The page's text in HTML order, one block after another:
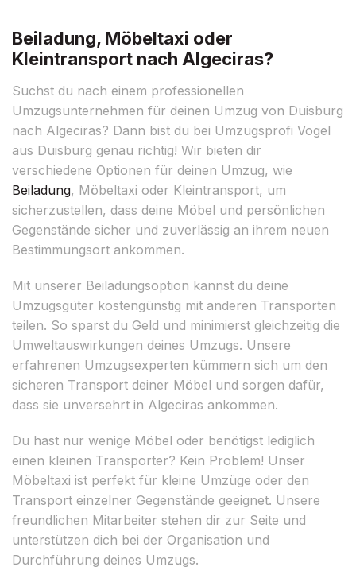
Beiladung, Möbeltaxi oder
Kleintransport nach Algeciras?
Suchst du nach einem professionellen
Umzugsunternehmen für deinen Umzug von Duisburg
nach Algeciras? Dann bist du bei Umzugsprofi Vogel
aus Duisburg genau richtig! Wir bieten dir
verschiedene Optionen für deinen Umzug, wie
Beiladung, Möbeltaxi oder Kleintransport, um
sicherzustellen, dass deine Möbel und persönlichen
Gegenstände sicher und zuverlässig an ihrem neuen
Bestimmungsort ankommen.
Mit unserer Beiladungsoption kannst du deine
Umzugsgüter kostengünstig mit anderen Transporten
teilen. So sparst du Geld und minimierst gleichzeitig die
Umweltauswirkungen deines Umzugs. Unsere
erfahrenen Umzugsexperten kümmern sich um den
sicheren Transport deiner Möbel und sorgen dafür,
dass sie unversehrt in Algeciras ankommen.
Du hast nur wenige Möbel oder benötigst lediglich
einen kleinen Transporter? Kein Problem! Unser
Möbeltaxi ist perfekt für kleine Umzüge oder den
Transport einzelner Gegenstände geeignet. Unsere
freundlichen Mitarbeiter stehen dir zur Seite und
unterstützen dich bei der Organisation und
Durchführung deines Umzugs.